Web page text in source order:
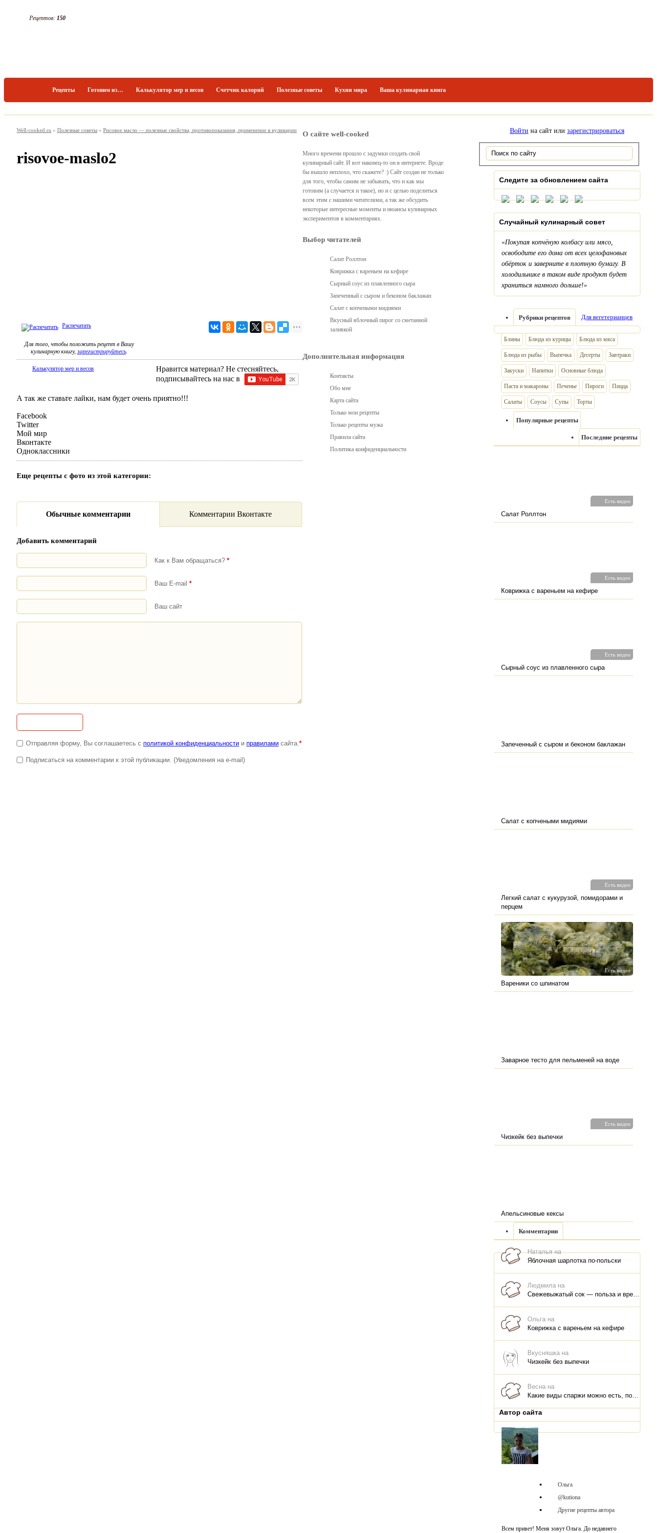
Рецептов: 150
Рецепты Готовим из… Калькулятор мер и весов Счетчик калорий Полезные советы Кухни мира Ваша кулинарная книга
Well-cooked.ru » Полезные советы » Рисовое масло — полезные свойства, противопоказания, применение в кулинарии
risovoe-maslo2
Распечатать
Для того, чтобы положить рецепт в Вашу
кулинарную книгу, зарегистрируйтесь.
Калькулятор мер и весов
Нравится материал? Не стесняйтесь,
подписывайтесь на нас в
А так же ставьте лайки, нам будет очень приятно!!!
Facebook
Twitter
Мой мир
Вконтакте
Одноклассники
Еще рецепты с фото из этой категории:
Обычные комментарии Комментарии Вконтакте
Добавить комментарий
Как к Вам обращаться? *
Ваш E-mail *
Ваш сайт
Отправляя форму, Вы соглашаетесь с политикой конфиденциальности и правилами сайта. *
Подписаться на комментарии к этой публикации. (Уведомления на e-mail)
Войти на сайт или зарегистрироваться
Следите за обновлением сайта
Случайный кулинарный совет
«Покупая копчёную колбасу или мясо,
освободите его дома от всех целофановых
обёрток и заверните в плотную бумагу. В
холодильнике в таком виде продукт будет
храниться намного дольше!»
Рубрики рецептов Для вегетерианцев
Блины Блюда из курицы Блюда из мяса
Блюда из рыбы Выпечка Десерты Завтраки
Закуски Напитки Основные блюда
Паста и макароны Печенье Пироги Пицца
Салаты Соусы Супы Торты
Популярные рецепты
Последние рецепты
Есть видео
Салат Роллтон
Есть видео
Коврижка с вареньем на кефире
Есть видео
Сырный соус из плавленного сыра
Запеченный с сыром и беконом баклажан
Салат с копчеными мидиями
Есть видео
Легкий салат с кукурузой, помидорами и
перцем
Есть видео
Вареники со шпинатом
Заварное тесто для пельменей на воде
Есть видео
Чизкейк без выпечки
Апельсиновые кексы
Комментарии
Наталья на
Яблочная шарлотка по-польски
Людмила на
Свежевыжатый сок — польза и вред, как правильно пить, как хранить
Ольга на
Коврижка с вареньем на кефире
Вкусняшка на
Чизкейк без выпечки
Весна на
Какие виды спаржи можно есть, польза для организма, что и как приготовить
Автор сайта
Ольга
@kutiona
Другие рецепты автора
Всем привет! Меня зовут Ольга. До недавнего
О сайте well-cooked
Много времени прошло с задумки создать свой
кулинарный сайт. И вот наконец-то он в интернете. Вроде
бы вышло неплохо, что скажете? :) Сайт создан не только
для того, чтобы самим не забывать, что и как мы
готовим (а случается и такое), но и с целью поделиться
всем этим с нашими читателями, а так же обсудить
некоторые интересные моменты и нюансы кулинарных
экспериментов в комментариях.
Выбор читателей
Салат Роллтон
Коврижка с вареньем на кефире
Сырный соус из плавленного сыра
Запеченный с сыром и беконом баклажан
Салат с копчеными мидиями
Вкусный яблочный пирог со сметанной
заливкой
Дополнительная информация
Контакты
Обо мне
Карта сайта
Только мои рецепты
Только рецепты мужа
Правила сайта
Политика конфиденциальности